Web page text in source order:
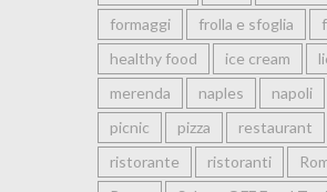
formaggi
frolla e sfoglia
healthy food
ice cream
merenda
naples napoli
picnic
pizza
restaurant
ristorante
ristoranti